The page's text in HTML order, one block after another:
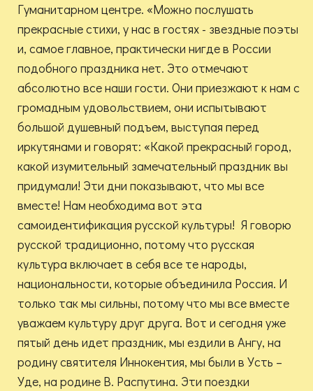
Гуманитарном центре. «Можно послушать
прекрасные стихи, у нас в гостях - звездные поэты
и, самое главное, практически нигде в России
подобного праздника нет. Это отмечают
абсолютно все наши гости. Они приезжают к нам с
громадным удовольствием, они испытывают
большой душевный подъем, выступая перед
иркутянами и говорят: «Какой прекрасный город,
какой изумительный замечательный праздник вы
придумали! Эти дни показывают, что мы все
вместе! Нам необходима вот эта
самоидентификация русской культуры! Я говорю
русской традиционно, потому что русская
культура включает в себя все те народы,
национальности, которые объединила Россия. И
только так мы сильны, потому что мы все вместе
уважаем культуру друг друга. Вот и сегодня уже
пятый день идет праздник, мы ездили в Ангу, на
родину святителя Иннокентия, мы были в Усть –
Уде, на родине В. Распутина. Эти поездки